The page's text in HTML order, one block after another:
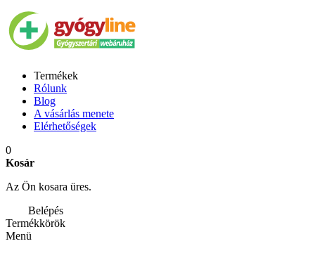
Termékek
Rólunk
Blog
A vásárlás menete
Elérhetőségek
0
Kosár
Az Ön kosara üres.
Belépés
Termékkörök
Menü